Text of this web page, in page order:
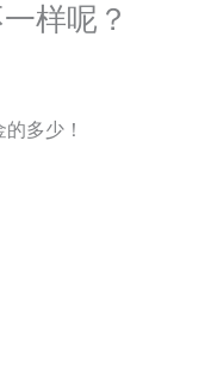
样呢？
多少！